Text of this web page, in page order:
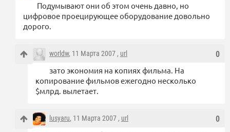
Подумывают они об этом очень давно, но
цифровое проецирующее оборудование довольно
дорого.
0
worldw, 11 Марта 2007 , url
зато экономия на копиях фильма. На
копирование фильмов ежегодно несколько
$млрд. вылетает.
0
lusyaru, 11 Марта 2007 , url